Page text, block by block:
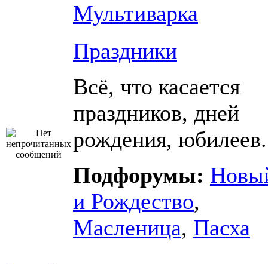
Мультиварка
Праздники
Всё, что касается
праздников, дней
рождения,
Подфорумы:
и Рождество,
Масленица, Пасха